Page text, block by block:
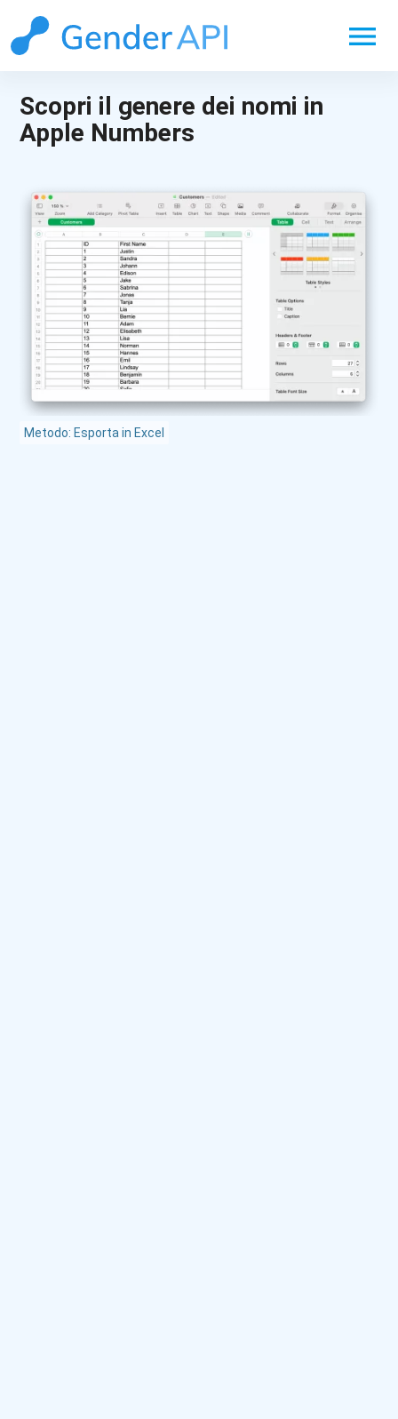
menu
Scopri il genere dei nomi in
Apple Numbers
Metodo: Esporta in Excel